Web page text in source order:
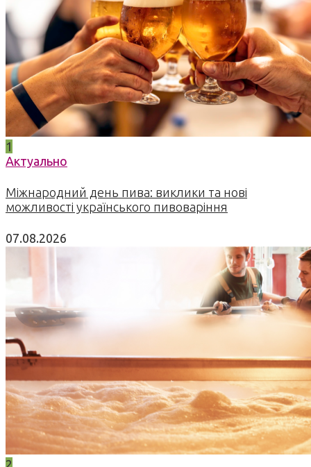
1
Актуально
Міжнародний день пива: виклики та нові
можливості українського пивоваріння
07.08.2026
2